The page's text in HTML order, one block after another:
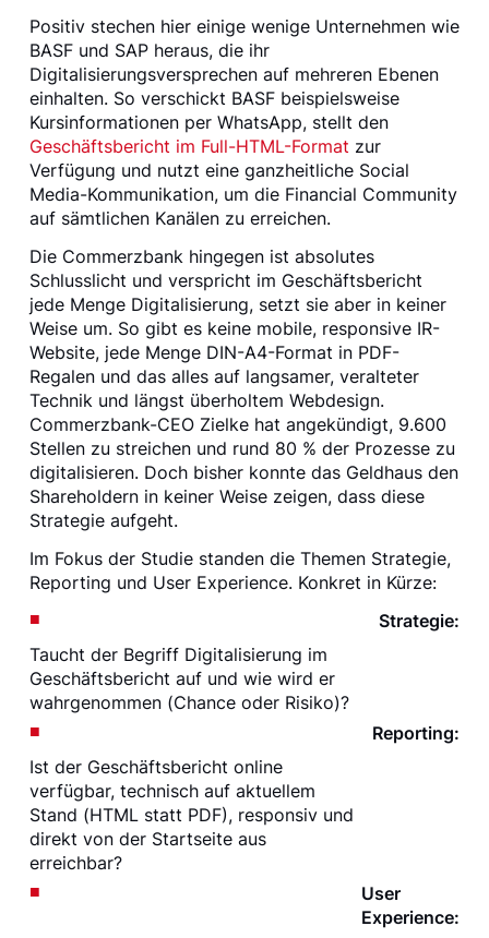
Positiv stechen hier einige wenige Unternehmen wie
BASF und SAP heraus, die ihr
Digitalisierungsversprechen auf mehreren Ebenen
einhalten. So verschickt BASF beispielsweise
Kursinformationen per WhatsApp, stellt den
Geschäftsbericht im Full-HTML-Format zur
Verfügung und nutzt eine ganzheitliche Social
Media-Kommunikation, um die Financial Community
auf sämtlichen Kanälen zu erreichen.
Die Commerzbank hingegen ist absolutes
Schlusslicht und verspricht im Geschäftsbericht
jede Menge Digitalisierung, setzt sie aber in keiner
Weise um. So gibt es keine mobile, responsive IR-
Website, jede Menge DIN-A4-Format in PDF-
Regalen und das alles auf langsamer, veralteter
Technik und längst überholtem Webdesign.
Commerzbank-CEO Zielke hat angekündigt, 9.600
Stellen zu streichen und rund 80 % der Prozesse zu
digitalisieren. Doch bisher konnte das Geldhaus den
Shareholdern in keiner Weise zeigen, dass diese
Strategie aufgeht.
Im Fokus der Studie standen die Themen Strategie,
Reporting und User Experience. Konkret in Kürze:
Strategie:
Taucht der Begriff Digitalisierung im
Geschäftsbericht auf und wie wird er
wahrgenommen (Chance oder Risiko)?
Reporting:
Ist der Geschäftsbericht online
verfügbar, technisch auf aktuellem
Stand (HTML statt PDF), responsiv und
direkt von der Startseite aus
erreichbar?
User
Experience: